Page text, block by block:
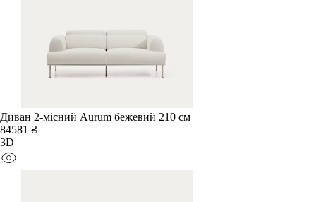
Диван 2-місний Aurum бежевий 210 см
84581 ₴
3D